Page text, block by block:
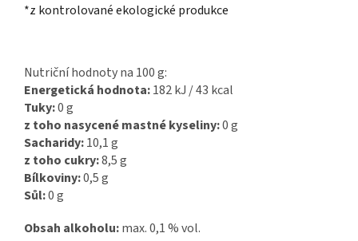
*z kontrolované ekologické produkce
Nutriční hodnoty na 100 g:
Energetická hodnota:182 kJ / 43 kcal
Tuky:0 g
z toho nasycené mastné kyseliny:0 g
Sacharidy:10,1 g
z toho cukry:8,5 g
Bílkoviny:0,5 g
Sůl:0 g
Obsah alkoholu:max. 0,1 % vol.